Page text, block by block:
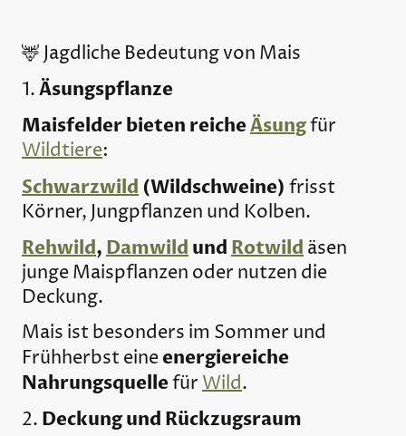
🦌 Jagdliche Bedeutung von Mais
1.Äsungspflanze
Maisfelder bieten reicheÄsungfür
Wildtiere:
Schwarzwild (Wildschweine) frisst
Körner, Jungpflanzen und Kolben.
Rehwild, Damwild und Rotwild äsen
junge Maispflanzen oder nutzen die
Deckung.
Mais ist besonders im Sommer und
Frühherbst eineenergiereiche
NahrungsquellefürWild.
2. Deckung und Rückzugsraum